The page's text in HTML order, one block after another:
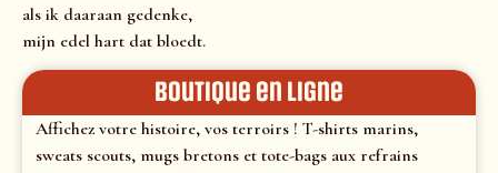
als ik daaraan gedenke,
mijn edel hart dat bloedt.
Boutique en ligne
Affichez votre histoire, vos terroirs ! T-shirts marins,
sweats scouts, mugs bretons et tote-bags aux refrains